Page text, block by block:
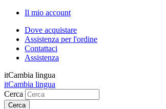
Il mio account
Dove acquistare
Assistenza per l'ordine
Contattaci
Assistenza
itCambia lingua
itCambia lingua
Cerca